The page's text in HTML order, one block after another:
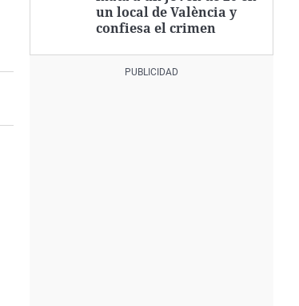
un local de València y
confiesa el crimen